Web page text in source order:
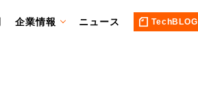
企業情報 ニュース TechBLOG